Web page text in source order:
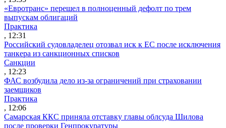
«Евротранс» перешел в полноценный дефолт по трем
выпускам облигаций
Практика
, 12:31
Российский судовладелец отозвал иск к ЕС после исключения
танкера из санкционных списков
Санкции
, 12:23
ФАС возбудила дело из-за ограничений при страховании
заемщиков
Практика
, 12:06
Самарская ККС приняла отставку главы облсуда Шилова
после проверки Генпрокуратуры